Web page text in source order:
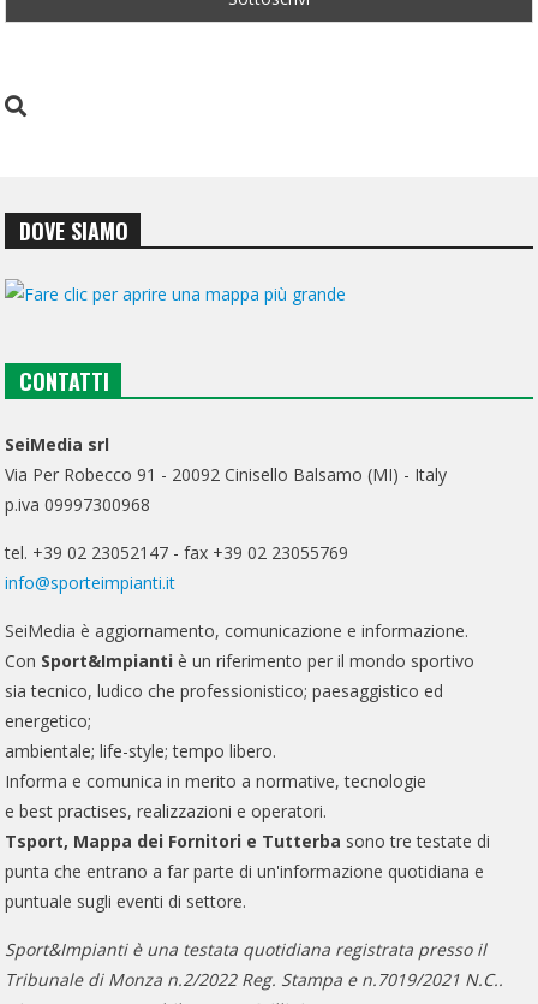
DOVE SIAMO
CONTATTI
SeiMedia srl
Via Per Robecco 91 - 20092 Cinisello Balsamo (MI) - Italy
p.iva 09997300968
tel. +39 02 23052147 - fax +39 02 23055769
info@sporteimpianti.it
SeiMedia è aggiornamento, comunicazione e informazione.
Con Sport&Impianti è un riferimento per il mondo sportivo
sia tecnico, ludico che professionistico; paesaggistico ed
energetico;
ambientale; life-style; tempo libero.
Informa e comunica in merito a normative, tecnologie
e best practises, realizzazioni e operatori.
Tsport, Mappa dei Fornitori e Tutterba sono tre testate di
punta che entrano a far parte di un'informazione quotidiana e
puntuale sugli eventi di settore.
Sport&Impianti è una testata quotidiana registrata presso il
Tribunale di Monza n.2/2022 Reg. Stampa e n.7019/2021 N.C..